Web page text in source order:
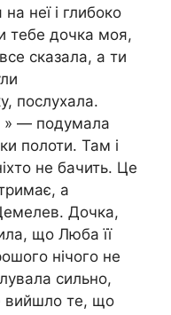
неї і глибоко
тебе дочка моя,
сказала, а ти
послухала.
» — подумала
полоти. Там і
не бачить. Це
а
Дочка,
що Люба її
нічого не
сильно,
вийшло те, що